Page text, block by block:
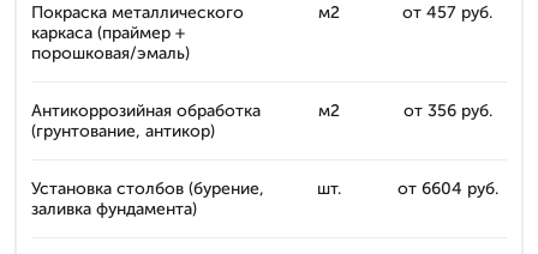
Покраска металлического
каркаса (праймер +
порошковая/эмаль)
м2 от 457 руб.
Антикоррозийная обработка
(грунтование, антикор)
м2 от 356 руб.
Установка столбов (бурение,
заливка фундамента)
шт. от 6604 руб.